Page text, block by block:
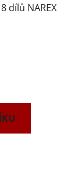
dílů NAREX